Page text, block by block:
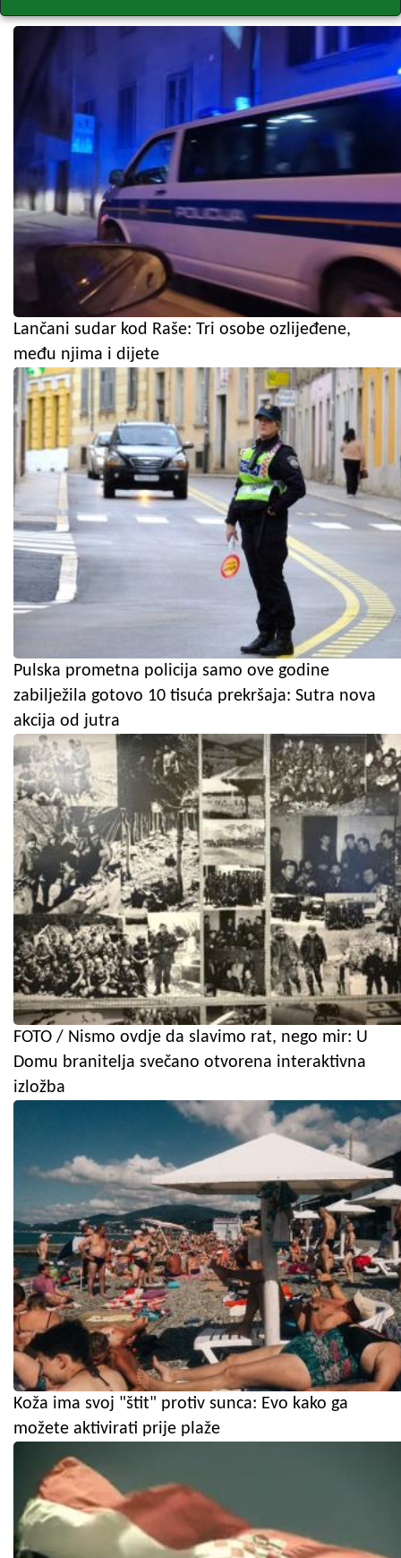
Lančani sudar kod Raše: Tri osobe ozlijeđene,
među njima i dijete
Pulska prometna policija samo ove godine
zabilježila gotovo 10 tisuća prekršaja: Sutra nova
akcija od jutra
FOTO / Nismo ovdje da slavimo rat, nego mir: U
Domu branitelja svečano otvorena interaktivna
izložba
Koža ima svoj "štit" protiv sunca: Evo kako ga
možete aktivirati prije plaže